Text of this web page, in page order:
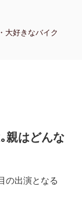
大好きなバイク
親はどんな
の出演となる